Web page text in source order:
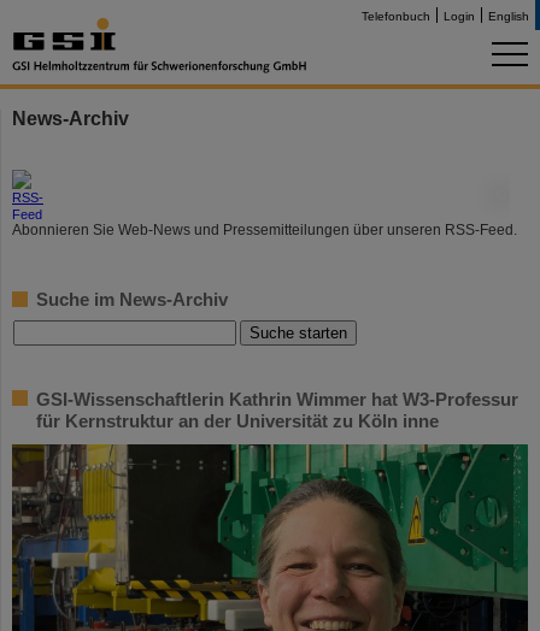
Telefonbuch Login English
News-Archiv
Abonnieren Sie Web-News und Pressemitteilungen über unseren RSS-Feed.
Suche im News-Archiv
GSI-Wissenschaftlerin Kathrin Wimmer hat W3-Professur
für Kernstruktur an der Universität zu Köln inne